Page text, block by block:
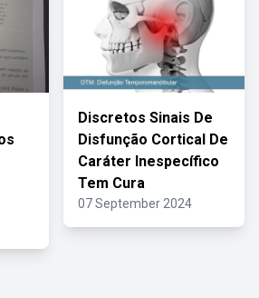
Discretos Sinais De
Disfunção Cortical De
Caráter Inespecífico
Tem Cura
07 September 2024